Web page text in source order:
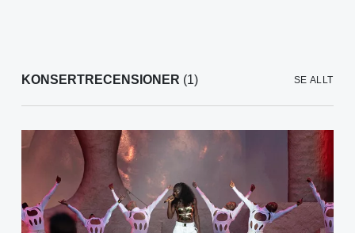
KONSERTRECENSIONER (1) SE ALLT